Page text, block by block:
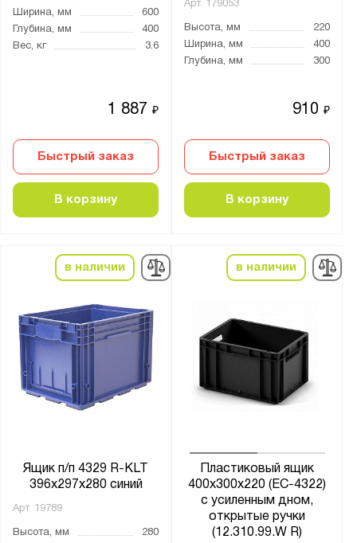
Ширина, мм
600
Глубина, мм
400
Вес, кг
3.6
1 887₽
Быстрый заказ
В корзину
Арт. 179053
Высота, мм
220
Ширина, мм
400
Глубина, мм
300
910₽
Быстрый заказ
В корзину
в наличии
Ящик п/п 4329 R-KLT
396х297х280 синий
Арт. 19789
Высота, мм
280
в наличии
Пластиковый ящик
400х300х220 (ЕС-4322)
с усиленным дном,
открытые ручки
(12.310.99.W R)